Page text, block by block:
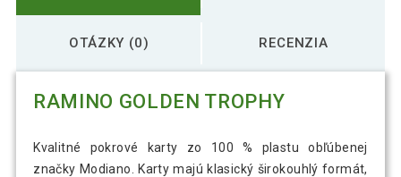
OTÁZKY (0) RECENZIA
RAMINO GOLDEN TROPHY
Kvalitné pokrové karty zo 100 % plastu obľúbenej
značky Modiano. Karty majú klasický širokouhlý formát,